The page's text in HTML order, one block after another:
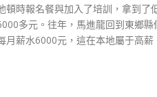
頓時報名餐與加入了培訓，拿到
多元。往年，馬進龍回到東鄉
月薪水6000元，這在本地屬于高